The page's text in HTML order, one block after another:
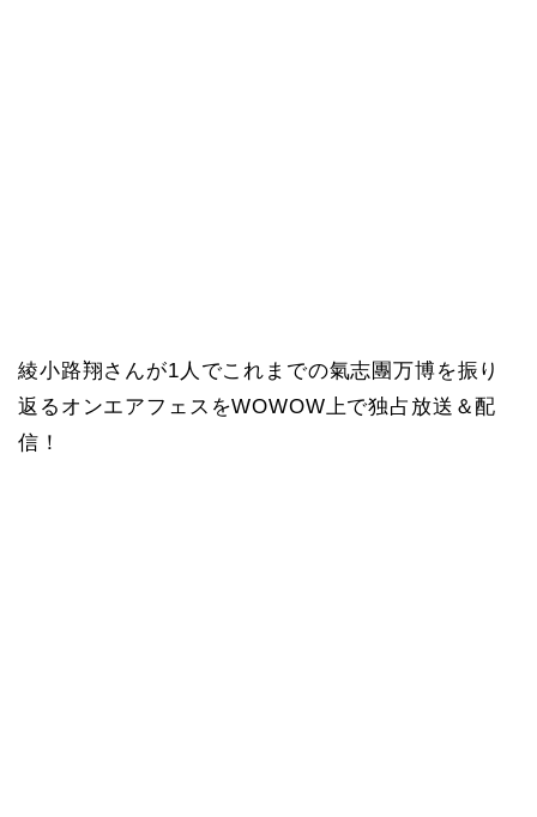
綾小路翔さんが1人でこれまでの氣志團万博を振り
返るオンエアフェスをWOWOW上で独占放送＆配
信！